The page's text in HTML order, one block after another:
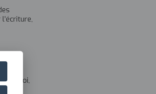
Gidoi,